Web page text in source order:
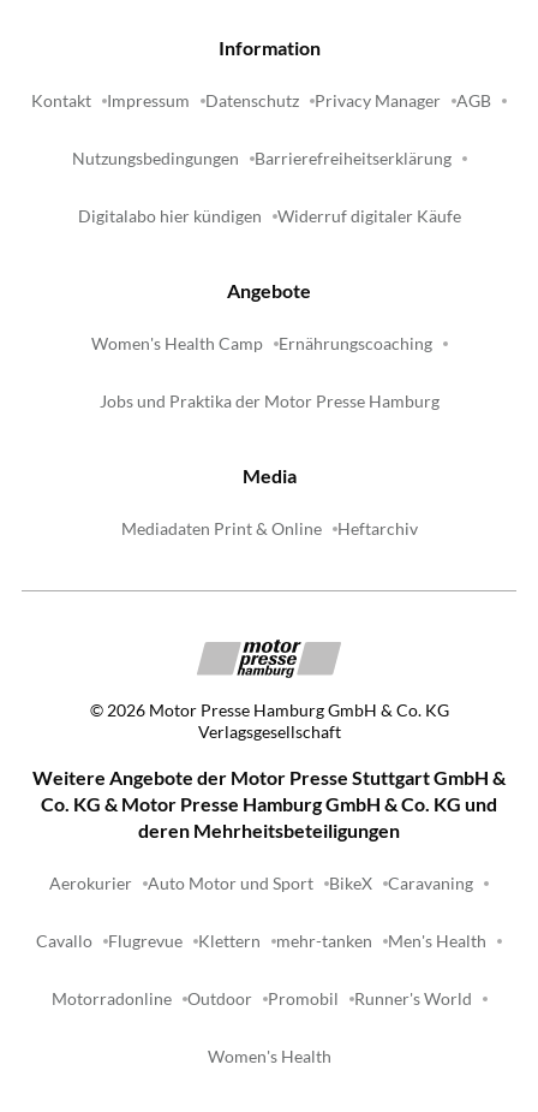
Information
Kontakt Impressum Datenschutz Privacy Manager AGB
Nutzungsbedingungen Barrierefreiheitserklärung
Digitalabo hier kündigen Widerruf digitaler Käufe
Angebote
Women's Health Camp Ernährungscoaching
Jobs und Praktika der Motor Presse Hamburg
Media
Mediadaten Print & Online Heftarchiv
© 2026 Motor Presse Hamburg GmbH & Co. KG
Verlagsgesellschaft
Weitere Angebote der Motor Presse Stuttgart GmbH &
Co. KG & Motor Presse Hamburg GmbH & Co. KG und
deren Mehrheitsbeteiligungen
Aerokurier Auto Motor und Sport BikeX Caravaning
Cavallo Flugrevue Klettern mehr-tanken Men's Health
Motorradonline Outdoor Promobil Runner's World
Women's Health